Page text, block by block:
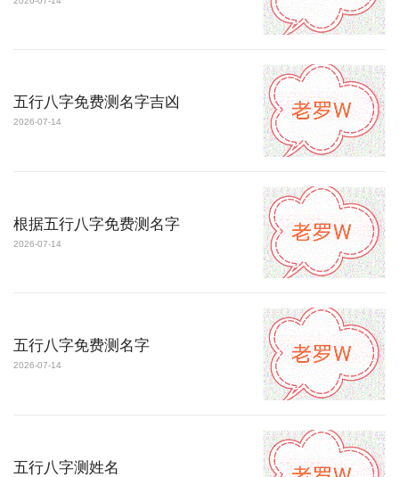
五行八字免费测名字吉凶
2026-07-14
根据五行八字免费测名字
2026-07-14
五行八字免费测名字
2026-07-14
五行八字测姓名